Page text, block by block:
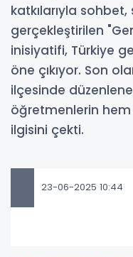
katkılarıyla
gerçekleştirilen
inisiyatifi, Türkiye
öne çıkıyor. Son
ilçesinde
öğretmenlerin
ilgisini çekti.
23-06-2025 10:44